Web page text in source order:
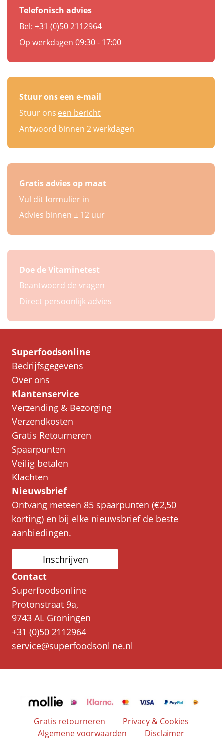
Telefonisch advies
Bel: +31 (0)50 2112964
Op werkdagen 09:30 - 17:00
Stuur ons een e-mail
Stuur ons een bericht
Antwoord binnen 2 werkdagen
Gratis advies op maat
Vul dit formulier in
Advies binnen ± 12 uur
Doe de Vitaminetest
Beantwoord de vragen
Direct persoonlijk advies
Superfoodsonline
Bedrijfsgegevens
Over ons
Klantenservice
Verzending & Bezorging
Verzendkosten
Gratis Retourneren
Spaarpunten
Veilig betalen
Klachten
Nieuwsbrief
Ontvang meteen 85 spaarpunten (€2,50
korting) en bij elke nieuwsbrief de beste
aanbiedingen.
Inschrijven
Contact
Superfoodsonline
Protonstraat 9a,
9743 AL Groningen
+31 (0)50 2112964
service@superfoodsonline.nl
Gratis retourneren
Privacy & Cookies
Algemene voorwaarden
Disclaimer